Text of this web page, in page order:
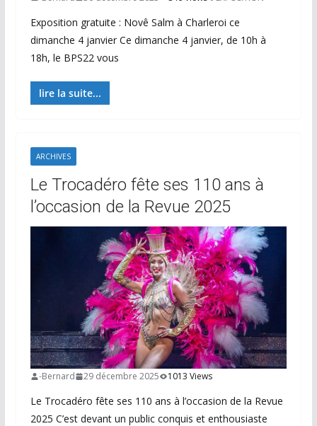
Exposition gratuite : Novê Salm à Charleroi ce
dimanche 4 janvier Ce dimanche 4 janvier, de 10h à
18h, le BPS22 vous
lire la suite...
ARCHIVES
Le Trocadéro fête ses 110 ans à
l’occasion de la Revue 2025
-Bernard 29 décembre 2025 1013 Views
Le Trocadéro fête ses 110 ans à l’occasion de la Revue
2025 C’est devant un public conquis et enthousiaste